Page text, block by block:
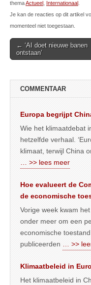
themaActueel Internationaal
Je kan de reacties op dit artikel
momenteel niet toegestaan.
Post
navigation
← ‘AI doet nieuwe banen
ontstaan’
COMMENTAAR
Europa begrijpt
Wie het klimaatdebat
hetzelfde verhaal.
klimaat, terwijl China
… >> lees meer
Hoe evalueert de
de economische
Vorige week kwam
onder meer om een
economische
publiceerden … >>
Klimaatbeleid in
Het klimaatbeleid in